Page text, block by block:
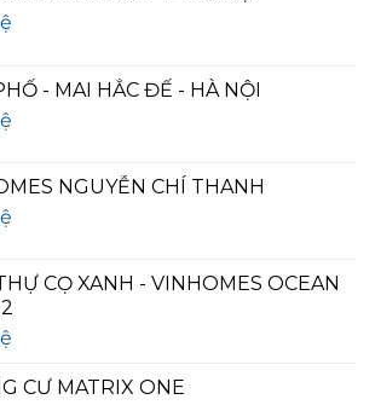
- MAI HẮC ĐẾ - HÀ NỘI
NGUYỄN CHÍ THANH
CỌ XANH - VINHOMES OCEAN
CƯ MATRIX ONE